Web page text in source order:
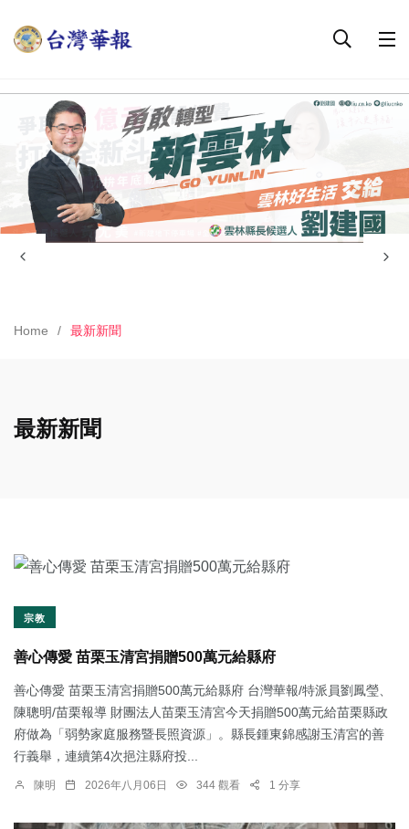
Home 最新新聞
最新新聞
宗教
善心傳愛 苗栗玉清宮捐贈500萬元給縣府
善心傳愛 苗栗玉清宮捐贈500萬元給縣府 台灣華報/特派員劉鳳瑩、
陳聰明/苗栗報導 財團法人苗栗玉清宮今天捐贈500萬元給苗栗縣政
府做為「弱勢家庭服務暨長照資源」。縣長鍾東錦感謝玉清宮的善
行義舉，連續第4次挹注縣府投...
陳明 2026年八月06日 344 觀看 1 分享